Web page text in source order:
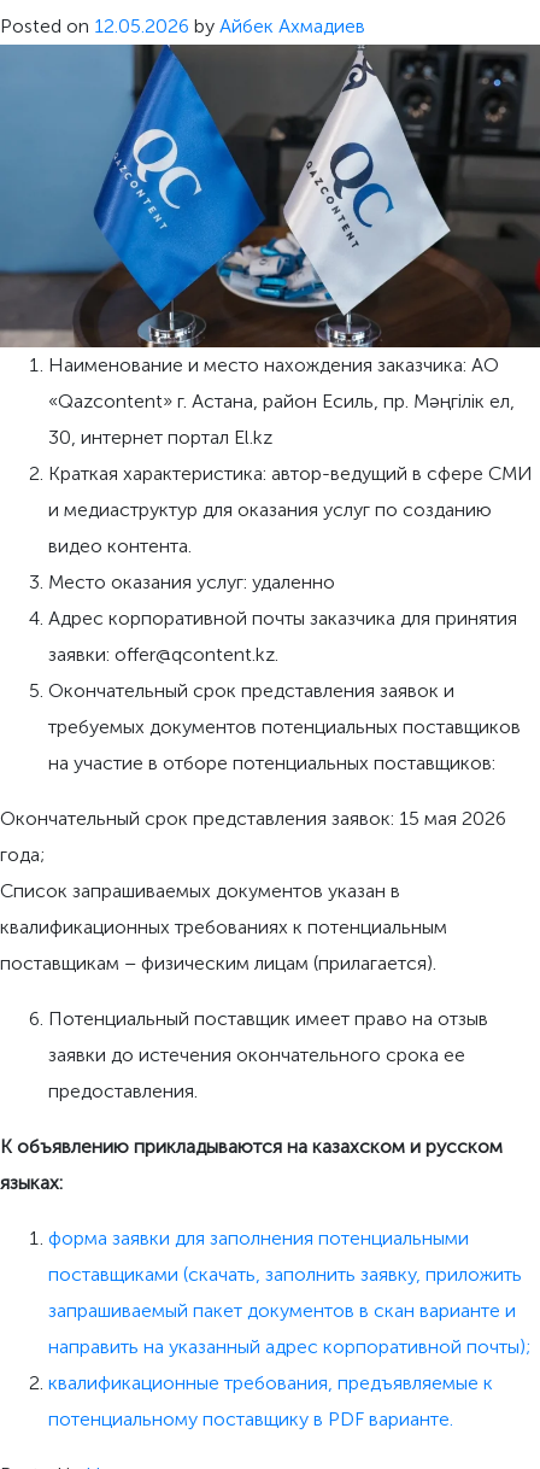
Posted on 12.05.2026 by Айбек Ахмадиев
Наименование и место нахождения заказчика: АО
«Qazcontent» г. Астана, район Есиль, пр. Мәңгiлiк eл,
30, интернет портал El.kz
Краткая характеристика: автор-ведущий в сфере СМИ
и медиаструктур для оказания услуг по созданию
видео контента.
Место оказания услуг: удаленно
Адрес корпоративной почты заказчика для принятия
заявки: offer@qcontent.kz.
Окончательный срок представления заявок и
требуемых документов потенциальных поставщиков
на участие в отборе потенциальных поставщиков:
Окончательный срок представления заявок: 15 мая 2026
года;
Список запрашиваемых документов указан в
квалификационных требованиях к потенциальным
поставщикам – физическим лицам (прилагается).
Потенциальный поставщик имеет право на отзыв
заявки до истечения окончательного срока ее
предоставления.
К объявлению прикладываются на казахском и русском
языках:
форма заявки для заполнения потенциальными
поставщиками (скачать, заполнить заявку, приложить
запрашиваемый пакет документов в скан варианте и
направить на указанный адрес корпоративной почты);
квалификационные требования, предъявляемые к
потенциальному поставщику в PDF варианте.